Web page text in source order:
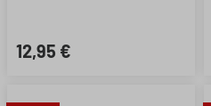
12,95 €